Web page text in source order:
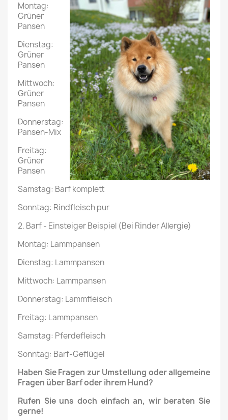
Montag:
Grüner
Pansen
Dienstag:
Grüner
Pansen
Mittwoch:
Grüner
Pansen
Donnerstag:
Pansen-Mix
Freitag:
Grüner
Pansen
Samstag: Barf komplett
Sonntag: Rindfleisch pur
2. Barf - Einsteiger Beispiel (Bei Rinder Allergie)
Montag: Lammpansen
Dienstag: Lammpansen
Mittwoch: Lammpansen
Donnerstag: Lammfleisch
Freitag: Lammpansen
Samstag: Pferdefleisch
Sonntag: Barf-Geflügel
Haben Sie Fragen zur Umstellung oder allgemeine
Fragen über Barf oder ihrem Hund?
Rufen Sie uns doch einfach an, wir beraten Sie
gerne!